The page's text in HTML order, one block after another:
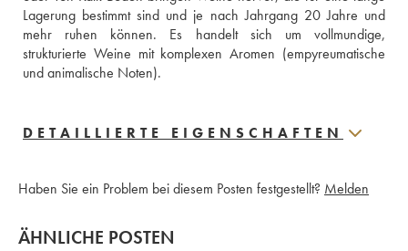
Lagerung bestimmt sind und je nach Jahrgang 20 Jahre und
mehr ruhen können. Es handelt sich um vollmundige,
strukturierte Weine mit komplexen Aromen (empyreumatische
und animalische Noten).
DETAILLIERTE EIGENSCHAFTEN
Haben Sie ein Problem bei diesem Posten festgestellt? Melden
ÄHNLICHE POSTEN